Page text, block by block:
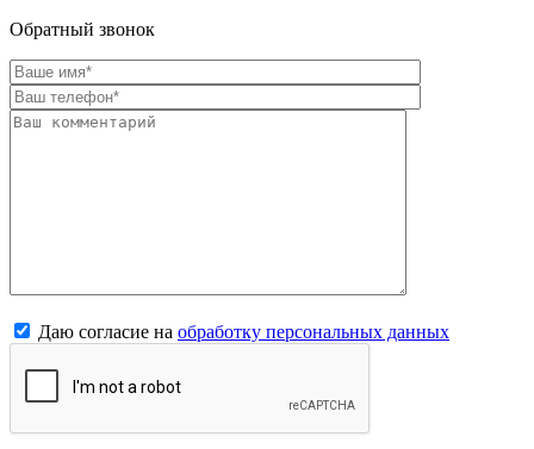
Обратный звонок
Даю согласие на обработку персональных данных